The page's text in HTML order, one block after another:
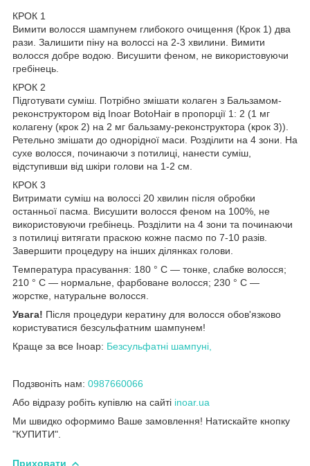
КРОК 1
Вимити волосся шампунем глибокого очищення (Крок 1) два
рази. Залишити піну на волоссі на 2-3 хвилини. Вимити
волосся добре водою. Висушити феном, не використовуючи
гребінець.
КРОК 2
Підготувати суміш. Потрібно змішати колаген з Бальзамом-
реконструктором від Inoar BotoHair в пропорції 1: 2 (1 мг
колагену (крок 2) на 2 мг бальзаму-реконструктора (крок 3)).
Ретельно змішати до однорідної маси. Розділити на 4 зони. На
сухе волосся, починаючи з потилиці, нанести суміш,
відступивши від шкіри голови на 1-2 см.
КРОК 3
Витримати суміш на волоссі 20 хвилин після обробки
останньої пасма. Висушити волосся феном на 100%, не
використовуючи гребінець. Розділити на 4 зони та починаючи
з потилиці витягати праскою кожне пасмо по 7-10 разів.
Завершити процедуру на інших ділянках голови.
Температура прасування: 180 ° С — тонке, слабке волосся;
210 ° С — нормальне, фарбоване волосся; 230 ° С —
жорстке, натуральне волосся.
Увага! Після процедури кератину для волосся обов'язково
користуватися безсульфатним шампунем!
Краще за все Іноар: Безсульфатні шампуні,
Подзвоніть нам: 0987660066
Або відразу робіть купівлю на сайті inoar.ua
Ми швидко оформимо Ваше замовлення! Натискайте кнопку
"КУПИТИ".
Приховати